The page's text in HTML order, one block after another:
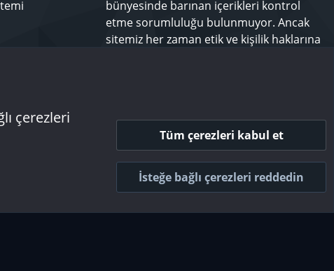
bünyesinde barınan içerikleri kontrol
etme sorumluluğu bulunmuyor. Ancak
sitemiz her zaman etik ve kişilik haklarına
çerezleri
Tüm çerezleri kabul et
İsteğe bağlı çerezleri reddedin